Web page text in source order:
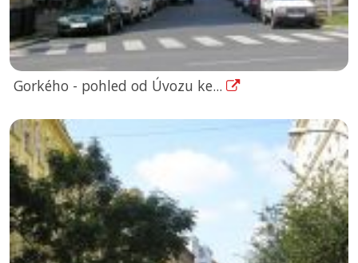
Gorkého - pohled od Úvozu ke...